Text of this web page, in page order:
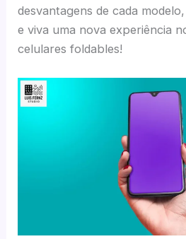
desvantagens de cada
e viva uma nova experiência
celulares foldables!